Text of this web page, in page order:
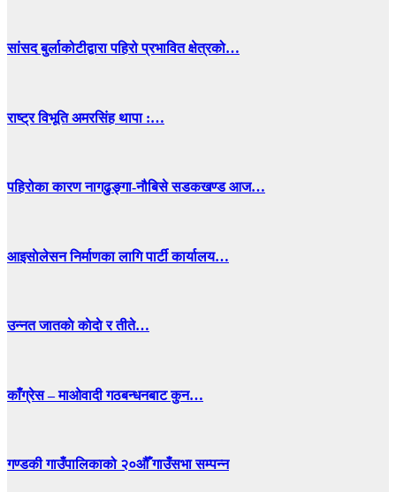
सांसद बुर्लाकोटीद्वारा पहिरो प्रभावित क्षेत्रको…
राष्ट्र विभूति अमरसिंह थापा :…
पहिरोका कारण नागढुङ्गा-नौबिसे सडकखण्ड आज…
आइसाेलेसन निर्माणका लागि पार्टी कार्यालय…
उन्नत जातकाे काेदाे र तीते…
काँग्रेस – माओवादी गठबन्धनबाट कुन…
गण्डकी गाउँपालिकाको २०औँ गाउँसभा सम्पन्न